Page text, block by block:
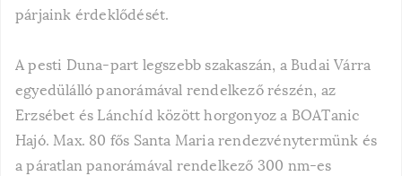
párjaink érdeklődését.
A pesti Duna-part legszebb szakaszán, a Budai Várra
egyedülálló panorámával rendelkező részén, az
Erzsébet és Lánchíd között horgonyoz a BOATanic
Hajó. Max. 80 fős Santa Maria rendezvénytermünk és
a páratlan panorámával rendelkező 300 nm-es